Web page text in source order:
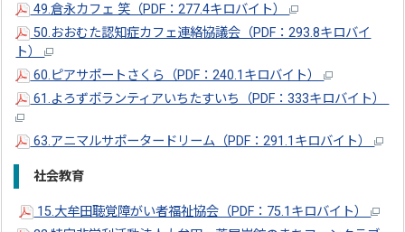
49.倉永カフェ 笑（PDF：277.4キロバイト）
50.おおむた認知症カフェ連絡協議会（PDF：293.8キロバイ
ト）
60.ピアサポートさくら（PDF：240.1キロバイト）
61.よろずボランティアいちたすいち（PDF：333キロバイト）
63.アニマルサポータードリーム（PDF：291.1キロバイト）
社会教育
15.大牟田聴覚障がい者福祉協会（PDF：75.1キロバイト）